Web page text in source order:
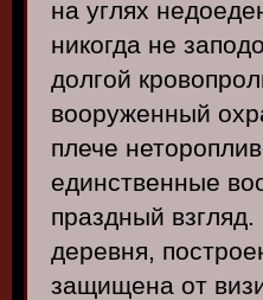
на углях
никогда не
долгой
вооруженный
плече
единственные
праздный
деревня,
защищена от